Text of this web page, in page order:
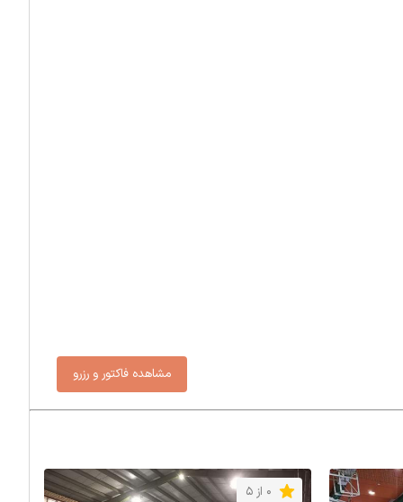
0 از 5